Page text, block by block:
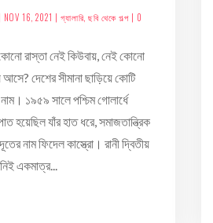
NOV 16, 2021 |গ্যালারি,ছবি থেকে গল্প | 0
রাস্তা নেই কিউবায়, নেই কোনো
আসে? দেশের সীমানা ছাড়িয়ে কোটি
১৯৫৯ সালে পশ্চিম গোলার্ধে
হয়েছিল যাঁর হাত ধরে, সমাজতান্ত্রিক
নাম ফিদেল কাস্ত্রো। রানী দ্বিতীয়
একমাত্র...